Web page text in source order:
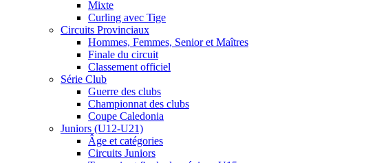
Mixte
Curling avec Tige
Circuits Provinciaux
Hommes, Femmes, Senior et Maîtres
Finale du circuit
Classement officiel
Série Club
Guerre des clubs
Championnat des clubs
Coupe Caledonia
Juniors (U12-U21)
Âge et catégories
Circuits Juniors